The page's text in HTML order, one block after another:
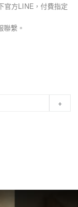
官方LINE，付費指定
繫。
+